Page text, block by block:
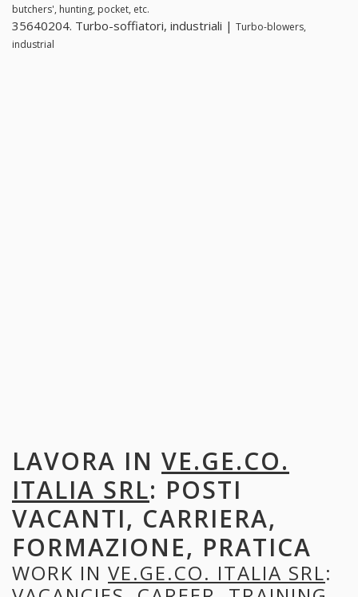
butchers', hunting, pocket, etc.
35640204. Turbo-soffiatori, industriali | Turbo-blowers,
industrial
LAVORA IN VE.GE.CO.
ITALIA SRL: POSTI
VACANTI, CARRIERA,
FORMAZIONE, PRATICA
WORK IN VE.GE.CO. ITALIA SRL: